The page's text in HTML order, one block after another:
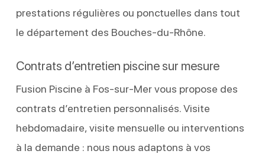
prestations régulières ou ponctuelles dans tout
le département des Bouches-du-Rhône.
Contrats d’entretien piscine sur mesure
Fusion Piscine à Fos-sur-Mer vous propose des
contrats d’entretien personnalisés. Visite
hebdomadaire, visite mensuelle ou interventions
à la demande : nous nous adaptons à vos